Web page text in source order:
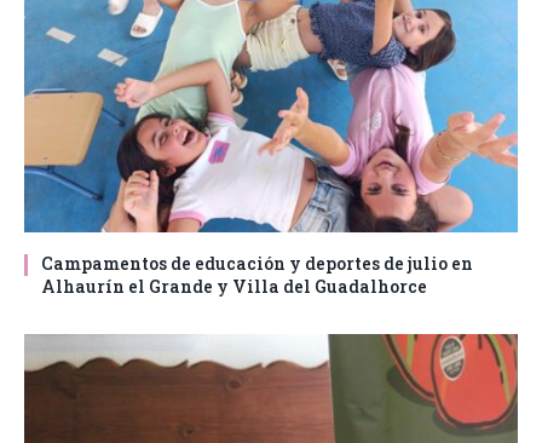
Campamentos de educación y deportes de julio en
Alhaurín el Grande y Villa del Guadalhorce